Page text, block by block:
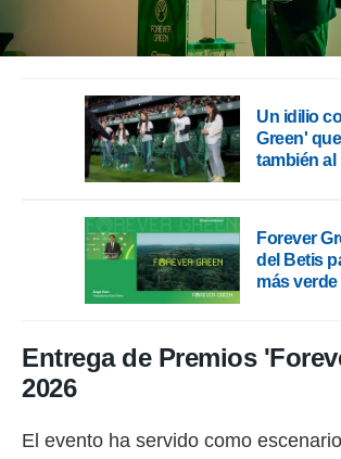
Un idilio
Green'
también al
Forever
del Betis
más
Entrega de Premios
2026
El evento ha servido como